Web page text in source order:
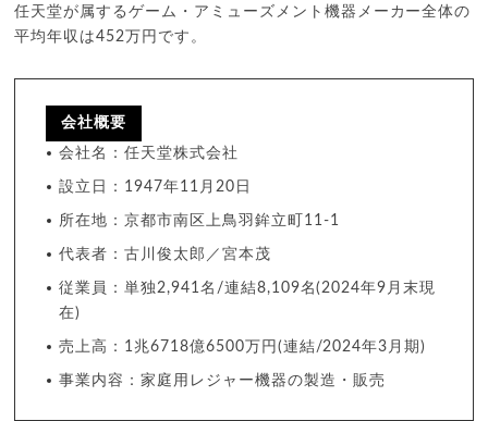
任天堂が属するゲーム・アミューズメント機器メーカー全体の
平均年収は452万円です。
会社概要
会社名：任天堂株式会社
設立日：1947年11月20日
所在地：京都市南区上鳥羽鉾立町11-1
代表者：古川俊太郎／宮本茂
従業員：単独2,941名/連結8,109名(2024年9月末現
在)
売上高：1兆6718億6500万円(連結/2024年3月期)
事業内容：家庭用レジャー機器の製造・販売